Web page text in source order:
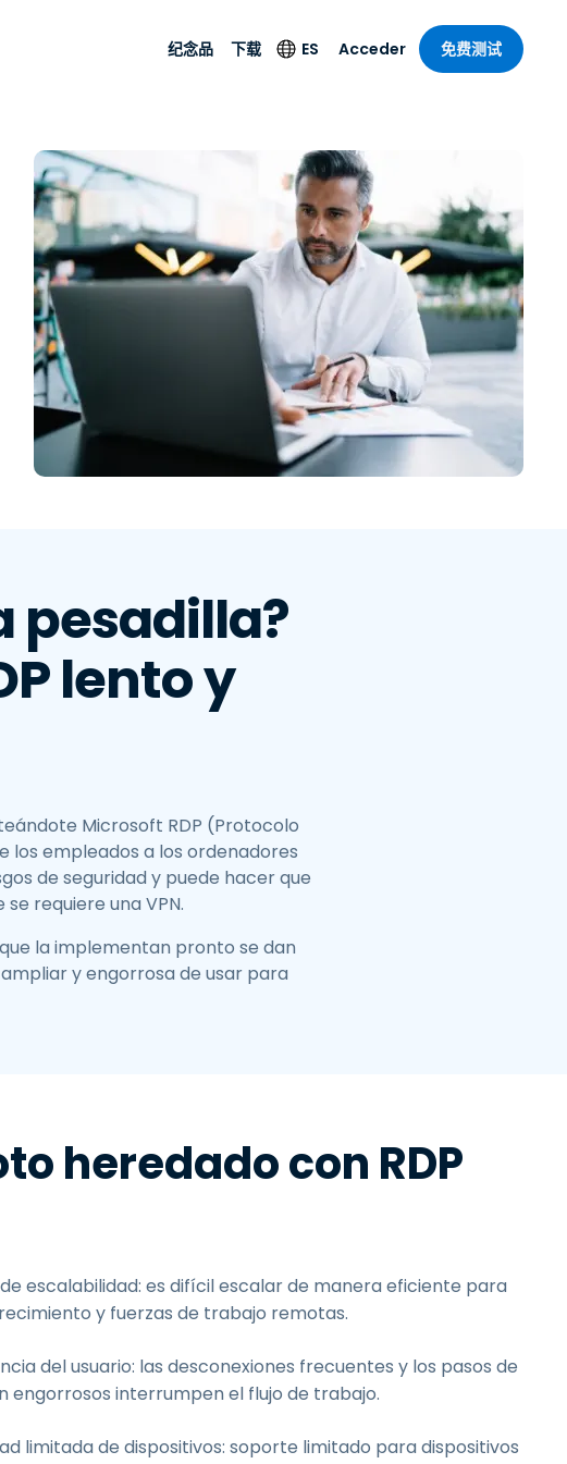
acceso remoto de
empresarial y
remoto con
y capacidad de
avanzada.
local disponible.
Otros productos
de seguridad
Detección y
respuesta de puntos
finales
Acceso y control de
Wi-Fi de Foxpass
Espacio de trabajo
seguro Zero Trust
Todos los
productos
工业方面
媒体与娱乐
医疗服务
Venta al por menor
Gobierno y sector público
建筑与设计
Finanzas y contabilidad
todos los
工业方面
媒体与娱乐
Venta al por menor
Tecnología
Ver todos los sectores
Afiliados
兴业银行
Clientes
纪念品
Soporte técnico
系统状态
下载 ES
Idioma
English
Deutsch
Español
Français
Italiano
Nederlands
Português
简体中文
繁體中文
Bahasa
Acceder 免费测试
pesadilla?
lento y
Microsoft RDP (Protocolo
empleados a los ordenadores
de seguridad y puede hacer que
requiere una VPN.
la implementan pronto se dan
y engorrosa de usar para
heredado con RDP
escalabilidad: es difícil escalar de manera eficiente para
y fuerzas de trabajo remotas.
del usuario: las desconexiones frecuentes y los pasos de
engorrosos interrumpen el flujo de trabajo.
limitada de dispositivos: soporte limitado para dispositivos